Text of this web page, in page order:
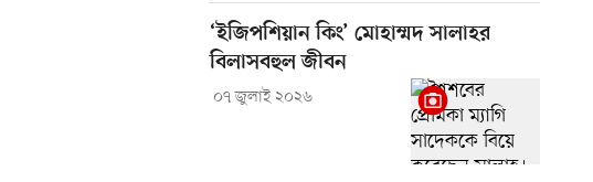
‘ইজিপশিয়ান কিং’ মোহাম্মদ সালাহর
বিলাসবহুল জীবন
০৭ জুলাই ২০২৬